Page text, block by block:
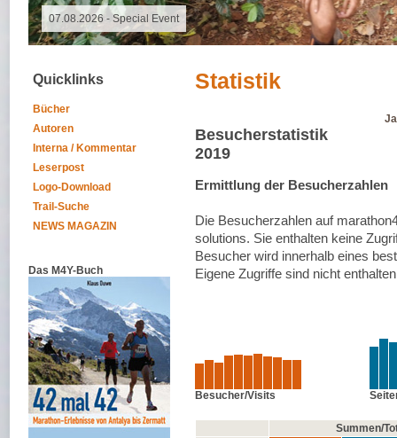
09.11.2025 - Spalter Freiheit Hügelland Trailrun
Quicklinks
Bücher
Autoren
Interna / Kommentar
Leserpost
Logo-Download
Trail-Suche
NEWS MAGAZIN
Das M4Y-Buch
Statistik
Besucherstatistik
2019
Ermittlung der Besucherzahlen
Die Besucherzahlen auf
solutions. Sie enthalten keine
Besucher wird innerhalb eines
Eigene Zugriffe sind nicht
Besucher/Visits
Summen/